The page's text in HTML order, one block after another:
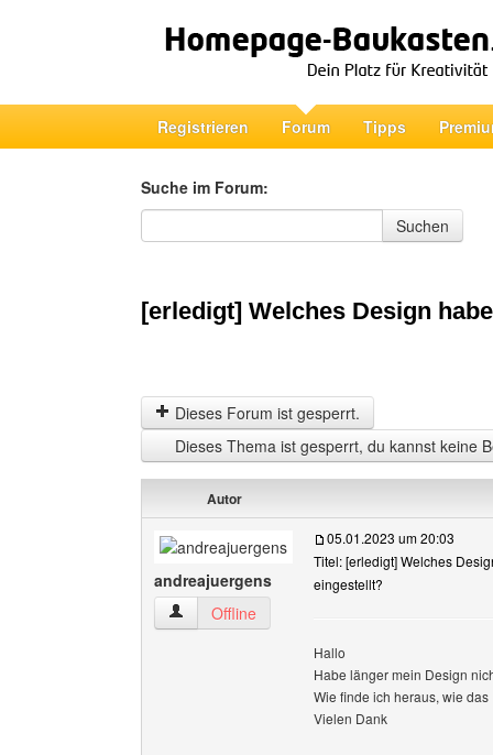
Registrieren Forum Tipps
Suche im Forum:
Suche im Forum
Suchen
[erledigt] Welches Design
Dieses Forum ist gesperrt.
Dieses Thema ist gesperrt, du kannst keine
Autor
andreajuergens
andreajuergens Benutzer-Profile anzeigen
Offline
05.01.2023 um 20:03
Titel: [erledigt] Welches
eingestellt?
Hallo
Habe länger mein Design
Wie finde ich heraus, wie
Vielen Dank